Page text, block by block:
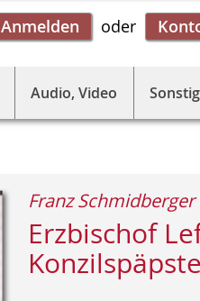
Anmelden
Audio, Video
Erzbischof
Franz Schmidberger